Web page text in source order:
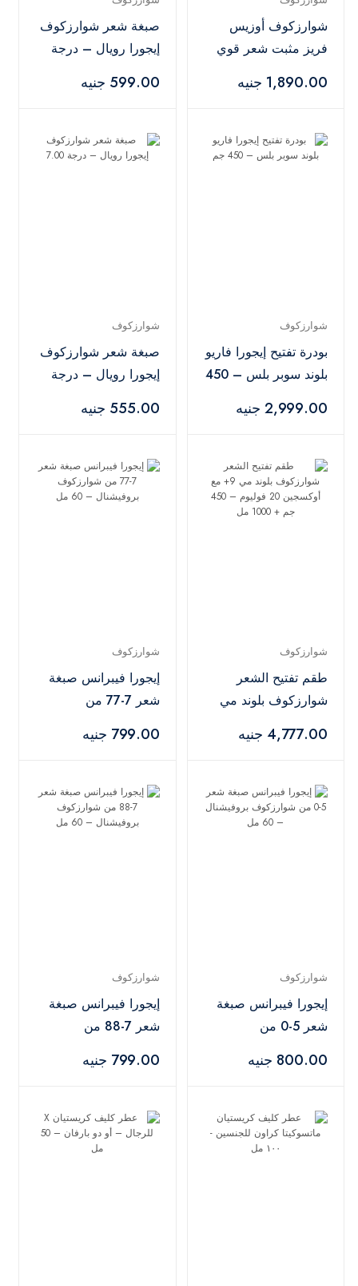
شوارزكوف أوزيس
فريز مثبت شعر قوي
1,890.00 جنيه
صبغة شعر شوارزكوف
إيجورا رويال – درجة
599.00 جنيه
شوارزكوف
بودرة تفتيح إيجورا فاريو
بلوند سوبر بلس – 450
2,999.00 جنيه
شوارزكوف
صبغة شعر شوارزكوف
إيجورا رويال – درجة
555.00 جنيه
شوارزكوف
طقم تفتيح الشعر
شوارزكوف بلوند مي
فوليوم – 450 جم +
4,777.00 جنيه
شوارزكوف
إيجورا فيبرانس صبغة
شعر 7-77 من
– 60 مل
799.00 جنيه
شوارزكوف
إيجورا فيبرانس صبغة
شعر 5-0 من
– 60 مل
800.00 جنيه
شوارزكوف
إيجورا فيبرانس صبغة
شعر 7-88 من
– 60 مل
799.00 جنيه